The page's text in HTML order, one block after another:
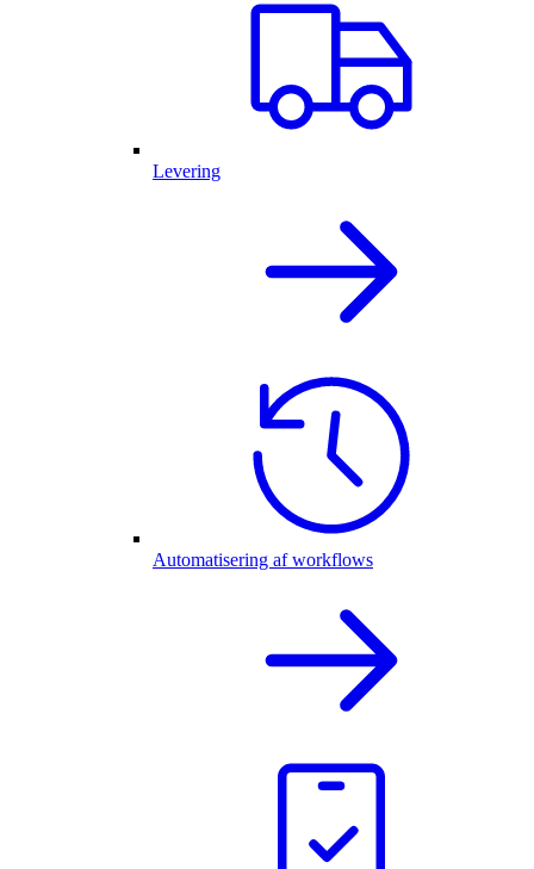
Levering
Automatisering af workflows